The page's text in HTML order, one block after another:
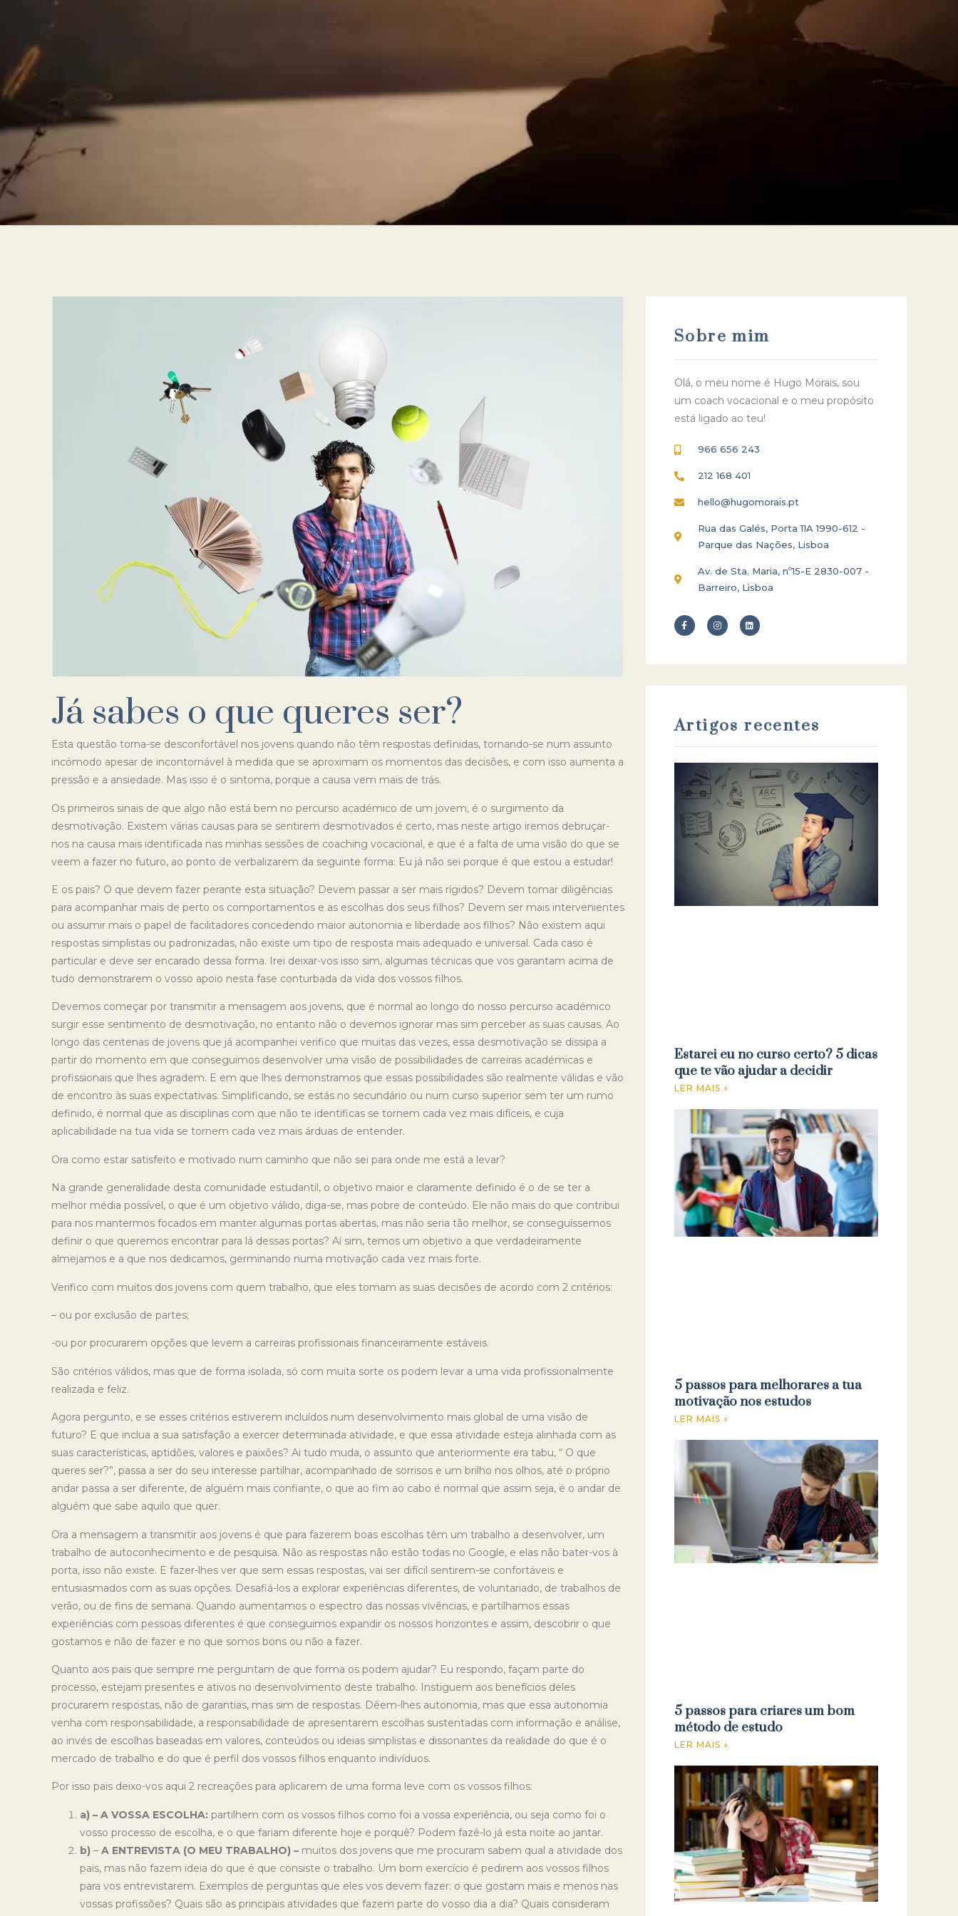
Já sabes o que queres ser?
Esta questão torna-se desconfortável nos jovens quando não têm respostas definidas, tornando-se num assunto
incómodo apesar de incontornável à medida que se aproximam os momentos das decisões, e com isso aumenta a
pressão e a ansiedade. Mas isso é o sintoma, porque a causa vem mais de trás.
Os primeiros sinais de que algo não está bem no percurso académico de um jovem, é o surgimento da
desmotivação. Existem várias causas para se sentirem desmotivados é certo, mas neste artigo iremos debruçar-
nos na causa mais identificada nas minhas sessões de coaching vocacional, e que é a falta de uma visão do que se
veem a fazer no futuro, ao ponto de verbalizarem da seguinte forma: Eu já não sei porque é que estou a estudar!
E os pais? O que devem fazer perante esta situação? Devem passar a ser mais rígidos? Devem tomar diligências
para acompanhar mais de perto os comportamentos e as escolhas dos seus filhos? Devem ser mais intervenientes
ou assumir mais o papel de facilitadores concedendo maior autonomia e liberdade aos filhos? Não existem aqui
respostas simplistas ou padronizadas, não existe um tipo de resposta mais adequado e universal. Cada caso é
particular e deve ser encarado dessa forma. Irei deixar-vos isso sim, algumas técnicas que vos garantam acima de
tudo demonstrarem o vosso apoio nesta fase conturbada da vida dos vossos filhos.
Devemos começar por transmitir a mensagem aos jovens, que é normal ao longo do nosso percurso académico
surgir esse sentimento de desmotivação, no entanto não o devemos ignorar mas sim perceber as suas causas. Ao
longo das centenas de jovens que já acompanhei verifico que muitas das vezes, essa desmotivação se dissipa a
partir do momento em que conseguimos desenvolver uma visão de possibilidades de carreiras académicas e
profissionais que lhes agradem. E em que lhes demonstramos que essas possibilidades são realmente válidas e vão
de encontro às suas expectativas. Simplificando, se estás no secundário ou num curso superior sem ter um rumo
definido, é normal que as disciplinas com que não te identificas se tornem cada vez mais difíceis, e cuja
aplicabilidade na tua vida se tornem cada vez mais árduas de entender.
Ora como estar satisfeito e motivado num caminho que não sei para onde me está a levar?
Na grande generalidade desta comunidade estudantil, o objetivo maior e claramente definido é o de se ter a
melhor média possível, o que é um objetivo válido, diga-se, mas pobre de conteúdo. Ele não mais do que contribui
para nos mantermos focados em manter algumas portas abertas, mas não seria tão melhor, se conseguíssemos
definir o que queremos encontrar para lá dessas portas? Aí sim, temos um objetivo a que verdadeiramente
almejamos e a que nos dedicamos, germinando numa motivação cada vez mais forte.
Verifico com muitos dos jovens com quem trabalho, que eles tomam as suas decisões de acordo com 2 critérios:
– ou por exclusão de partes;
-ou por procurarem opções que levem a carreiras profissionais financeiramente estáveis.
São critérios válidos, mas que de forma isolada, só com muita sorte os podem levar a uma vida profissionalmente
realizada e feliz.
Agora pergunto, e se esses critérios estiverem incluídos num desenvolvimento mais global de uma visão de
futuro? E que inclua a sua satisfação a exercer determinada atividade, e que essa atividade esteja alinhada com as
suas características, aptidões, valores e paixões? Ai tudo muda, o assunto que anteriormente era tabu, “ O que
queres ser?”, passa a ser do seu interesse partilhar, acompanhado de sorrisos e um brilho nos olhos, até o próprio
andar passa a ser diferente, de alguém mais confiante, o que ao fim ao cabo é normal que assim seja, é o andar de
alguém que sabe aquilo que quer.
Ora a mensagem a transmitir aos jovens é que para fazerem boas escolhas têm um trabalho a desenvolver, um
trabalho de autoconhecimento e de pesquisa. Não as respostas não estão todas no Google, e elas não bater-vos à
porta, isso não existe. E fazer-lhes ver que sem essas respostas, vai ser difícil sentirem-se confortáveis e
entusiasmados com as suas opções. Desafiá-los a explorar experiências diferentes, de voluntariado, de trabalhos de
verão, ou de fins de semana. Quando aumentamos o espectro das nossas vivências, e partilhamos essas
experiências com pessoas diferentes é que conseguimos expandir os nossos horizontes e assim, descobrir o que
gostamos e não de fazer e no que somos bons ou não a fazer.
Quanto aos pais que sempre me perguntam de que forma os podem ajudar? Eu respondo, façam parte do
processo, estejam presentes e ativos no desenvolvimento deste trabalho. Instiguem aos benefícios deles
procurarem respostas, não de garantias, mas sim de respostas. Dêem-lhes autonomia, mas que essa autonomia
venha com responsabilidade, a responsabilidade de apresentarem escolhas sustentadas com informação e análise,
ao invés de escolhas baseadas em valores, conteúdos ou ideias simplistas e dissonantes da realidade do que é o
mercado de trabalho e do que é perfil dos vossos filhos enquanto indivíduos.
Por isso pais deixo-vos aqui 2 recreações para aplicarem de uma forma leve com os vossos filhos:
a) – A VOSSA ESCOLHA: partilhem com os vossos filhos como foi a vossa experiência, ou seja como foi o
vosso processo de escolha, e o que fariam diferente hoje e porquê? Podem fazê-lo já esta noite ao jantar.
b) – A ENTREVISTA (O MEU TRABALHO) – muitos dos jovens que me procuram sabem qual a atividade dos
pais, mas não fazem ideia do que é que consiste o trabalho. Um bom exercício é pedirem aos vossos filhos
para vos entrevistarem. Exemplos de perguntas que eles vos devem fazer: o que gostam mais e menos nas
vossas profissões? Quais são as principais atividades que fazem parte do vosso dia a dia? Quais consideram
Sobre mim
Olá, o meu nome é Hugo Morais, sou
um coach vocacional e o meu propósito
está ligado ao teu!
966 656 243
212 168 401
hello@hugomorais.pt
Rua das Galés, Porta 11A 1990-612 -
Parque das Nações, Lisboa
Av. de Sta. Maria, nº15-E 2830-007 -
Barreiro, Lisboa
Artigos recentes
Estarei eu no curso certo? 5 dicas
que te vão ajudar a decidir
LER MAIS »
5 passos para melhorares a tua
motivação nos estudos
LER MAIS »
5 passos para criares um bom
método de estudo
LER MAIS »